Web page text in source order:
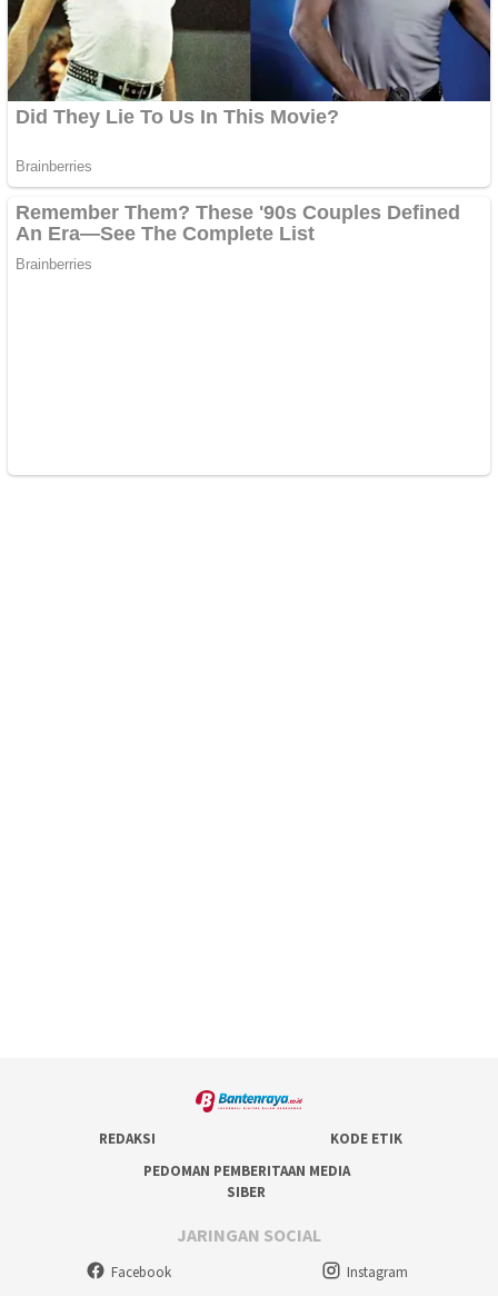
REDAKSI
KODE ETIK
PEDOMAN PEMBERITAAN MEDIA
SIBER
JARINGAN SOCIAL
Facebook
Instagram